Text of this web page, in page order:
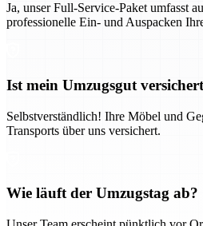
Ja, unser Full-Service-Paket umfasst
professionelle Ein- und Auspacken
Ist mein Umzugsgut
Selbstverständlich! Ihre Möbel und
Transports über uns versichert.
Wie läuft der Umzugstag ab?